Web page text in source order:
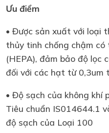
Ưu điểm
• Được sản xuất với loại
thủy tinh chống chậm
(HEPA), đảm bảo độ lọc
đối với các hạt từ 0,3um
• Độ sạch của không khí
Tiêu chuẩn IS014644.1
độ sạch của Loại 100